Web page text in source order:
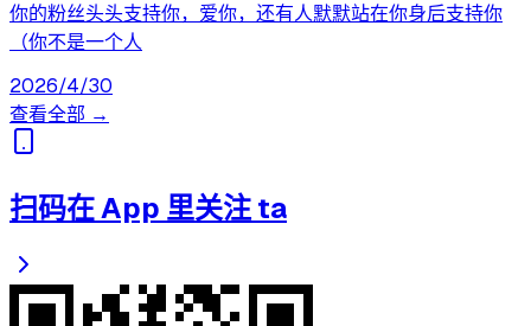
你的粉丝头头支持你，爱你，还有人默默站在你身后支持你
（你不是一个人
2026/4/30
查看全部 →
扫码在 App 里关注 ta